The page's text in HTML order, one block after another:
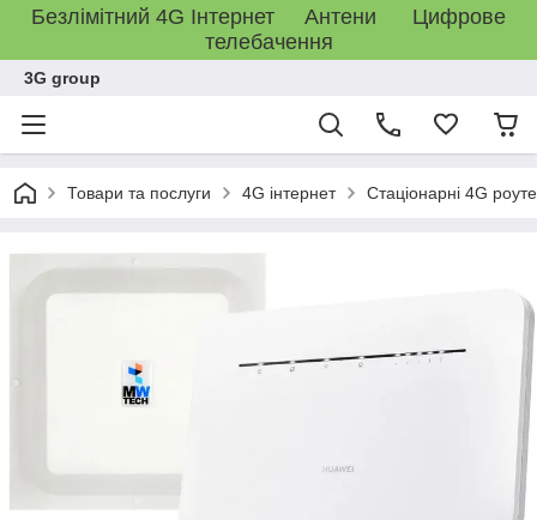
Безлімітний 4G Інтернет Антени Цифрове
телебачення
3G group
Товари та послуги 4G інтернет Стаціонарні 4G